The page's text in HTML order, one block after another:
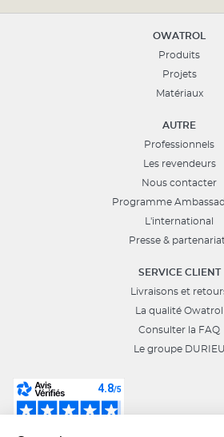
OWATROL
Produits
Projets
Matériaux
AUTRE
Professionnels
Les revendeurs
Nous contacter
Programme
L'international
Presse &
SERVICE CLIENT
Livraisons et
La qualité Owatrol
Consulter la FAQ
Le groupe DURIEU